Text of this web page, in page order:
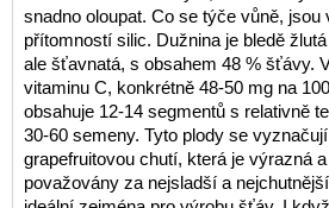
snadno oloupat. Co se týče vůně, jsou
přítomností silic. Dužnina je bledě
ale šťavnatá, s obsahem 48 % šťávy.
vitaminu C, konkrétně 48-50 mg na
obsahuje 12-14 segmentů s relativně
30-60 semeny. Tyto plody se
grapefruitovou chutí, která je výrazná
považovány za nejsladší a